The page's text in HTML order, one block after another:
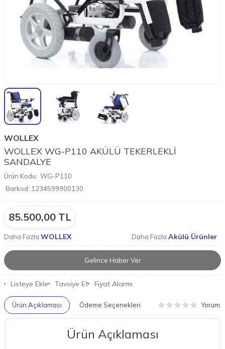
WOLLEX
WOLLEX WG-P110 AKÜLÜ TEKERLEKLİ
SANDALYE
Ürün Kodu: WG-P110
Barkod: 1234599900130
85.500,00 TL
Daha Fazla WOLLEX Daha Fazla Akülü Ürünler
Gelince Haber Ver
Listeye Ekle Tavsiye Et Fiyat Alarmı
Ürün Açıklaması Ödeme Seçenekleri Yorum
Ürün Açıklaması